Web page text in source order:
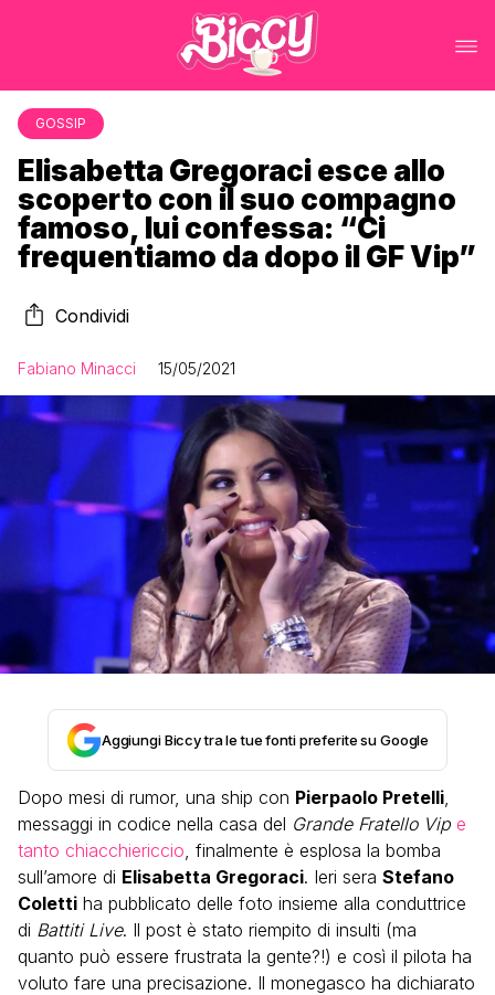
GOSSIP
Elisabetta Gregoraci esce allo
scoperto con il suo compagno
famoso, lui confessa: “Ci
frequentiamo da dopo il GF Vip”
Condividi
Fabiano Minacci 15/05/2021
Aggiungi Biccy tra le tue fonti preferite su Google
Dopo mesi di rumor, una ship con Pierpaolo Pretelli,
messaggi in codice nella casa del Grande Fratello Vip e
tanto chiacchiericcio, finalmente è esplosa la bomba
sull’amore di Elisabetta Gregoraci. Ieri sera Stefano
Coletti ha pubblicato delle foto insieme alla conduttrice
di Battiti Live. Il post è stato riempito di insulti (ma
quanto può essere frustrata la gente?!) e così il pilota ha
voluto fare una precisazione. Il monegasco ha dichiarato